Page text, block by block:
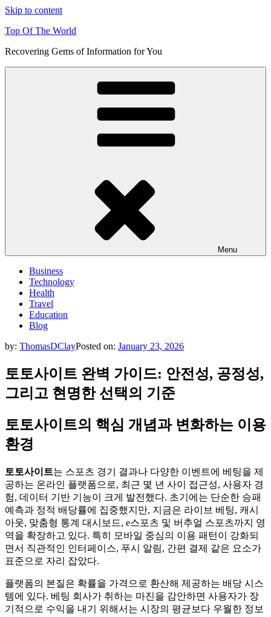
Skip to content
Top Of The World
Recovering Gems of Information for You
Menu
Business
Technology
Health
Travel
Education
Blog
by: ThomasDClayPosted on: January 23, 2026
토토사이트 완벽 가이드: 안전성, 공정성,
그리고 현명한 선택의 기준
토토사이트의 핵심 개념과 변화하는 이용
환경
토토사이트는 스포츠 경기 결과나 다양한 이벤트에 베팅을 제
공하는 온라인 플랫폼으로, 최근 몇 년 사이 접근성, 사용자 경
험, 데이터 기반 기능이 크게 발전했다. 초기에는 단순한 승패
예측과 정적 배당률에 집중했지만, 지금은 라이브 베팅, 캐시
아웃, 맞춤형 통계 대시보드, e스포츠 및 버추얼 스포츠까지 영
역을 확장하고 있다. 특히 모바일 중심의 이용 패턴이 강화되
면서 직관적인 인터페이스, 푸시 알림, 간편 결제 같은 요소가
표준으로 자리 잡았다.
플랫폼의 본질은 확률을 가격으로 환산해 제공하는 배당 시스
템에 있다. 베팅 회사가 취하는 마진을 감안하면 사용자가 장
기적으로 수익을 내기 위해서는 시장의 평균보다 우월한 정보